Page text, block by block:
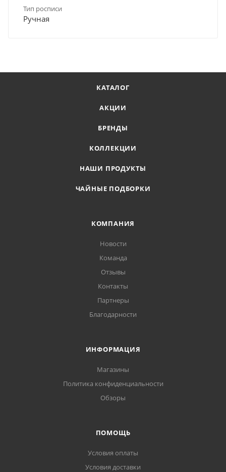
Тип росписи
Ручная
КАТАЛОГ
АКЦИИ
БРЕНДЫ
КОЛЛЕКЦИИ
НАШИ ПРОДУКТЫ
ЧАЙНЫЕ ПОДБОРКИ
КОМПАНИЯ
Новости
Команда
Отзывы
Контакты
Партнеры
Благодарности
ИНФОРМАЦИЯ
Магазины
Политика конфиденциальности
Обзоры
ПОМОЩЬ
Условия оплаты
Условия доставки